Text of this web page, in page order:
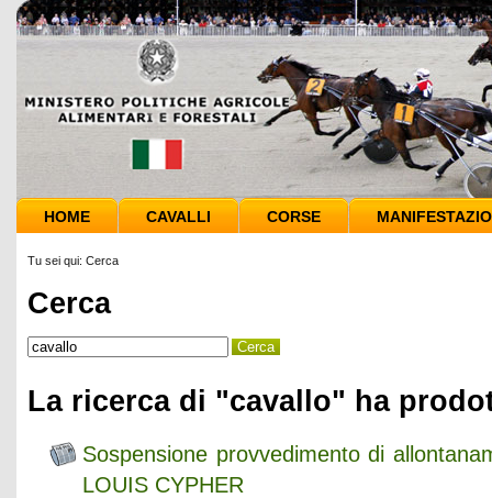
HOME CAVALLI CORSE
Tu sei qui: Cerca
Cerca
La ricerca di "cavallo" ha
Sospensione provvedimento di
LOUIS CYPHER